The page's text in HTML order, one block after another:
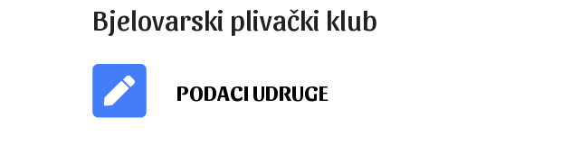
Bjelovarski plivački klub
PODACI UDRUGE